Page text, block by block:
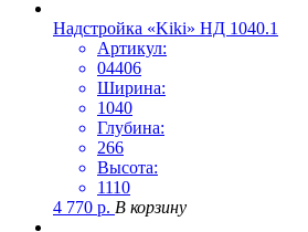
Надстройка «Kiki» НД 1040.1
Артикул:
04406
Ширина:
1040
Глубина:
266
Высота:
1110
4 770 р. В корзину